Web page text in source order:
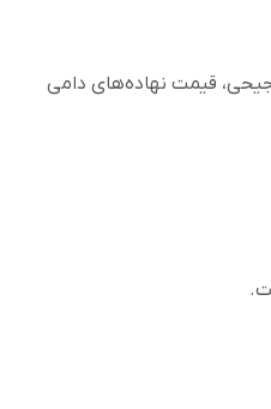
قیمت نهاده‌های دامی